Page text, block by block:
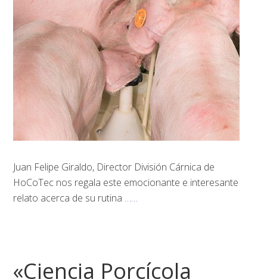
Juan Felipe Giraldo, Director División Cárnica de
HoCoTec nos regala este emocionante e interesante
relato acerca de su rutina ……
«Ciencia Porcícola